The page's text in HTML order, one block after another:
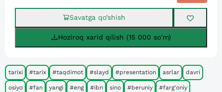
Savatga qo’shish
Hoziroq xarid qilish (15 000 so'm)
tarixi #tarix #taqdimot #slayd #presentation asrlar davri
osiyo #fan yangi #eng #ibn sino #beruniy #farg'oniy